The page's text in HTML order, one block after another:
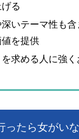
る
いテーマ性も
を提供
求める人に強
ったら女がい